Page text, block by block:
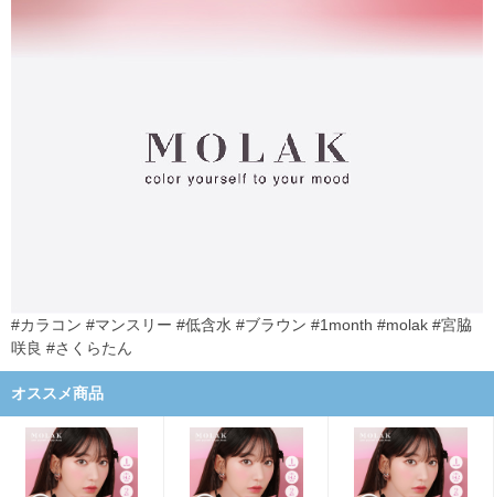
#カラコン #マンスリー #低含水 #ブラウン #1month #molak #宮脇
咲良 #さくらたん
オススメ商品